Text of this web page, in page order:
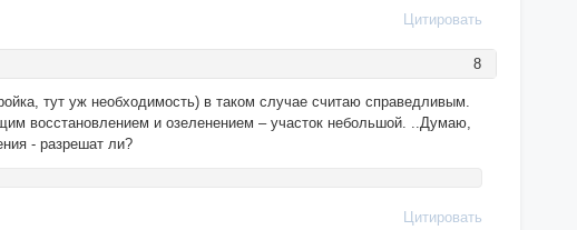
Цитировать
8
тут уж необходимость) в таком случае считаю справедливым.
восстановлением и озеленением – участок небольшой. ..Думаю,
- разрешат ли?
Цитировать